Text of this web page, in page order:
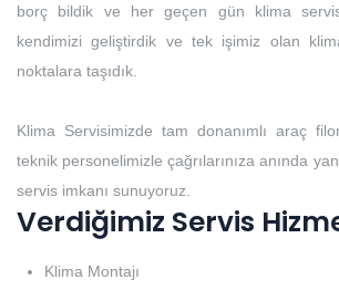
borç bildik ve her geçen gün klima
kendimizi geliştirdik ve tek işimiz olan
noktalara taşıdık.
Klima Servisimizde tam donanımlı araç
teknik personelimizle çağrılarınıza anında
servis imkanı sunuyoruz.
Verdiğimiz Servis
Klima Montajı